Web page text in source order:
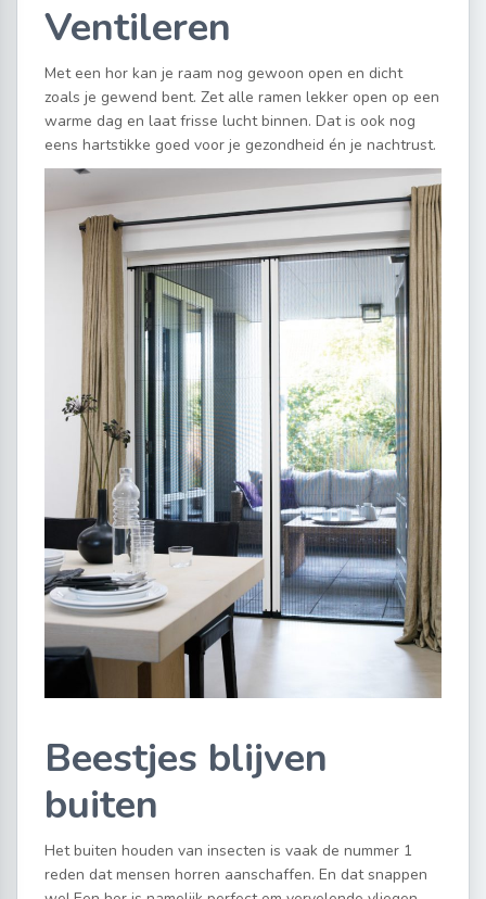
Ventileren
Met een hor kan je raam nog gewoon open en dicht
zoals je gewend bent. Zet alle ramen lekker open op een
warme dag en laat frisse lucht binnen. Dat is ook nog
eens hartstikke goed voor je gezondheid én je nachtrust.
Beestjes blijven
buiten
Het buiten houden van insecten is vaak de nummer 1
reden dat mensen horren aanschaffen. En dat snappen